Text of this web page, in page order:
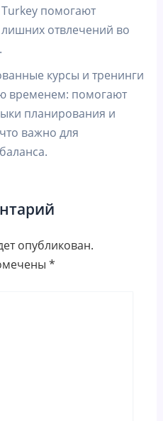
помогают
лишних отвлечений во
курсы и тренинги
временем: помогают
планирования и
важно для
опубликован.
*